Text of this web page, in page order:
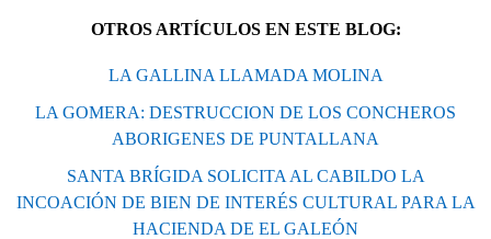
OTROS ARTÍCULOS EN ESTE BLOG:
LA GALLINA LLAMADA MOLINA
LA GOMERA: DESTRUCCION DE LOS CONCHEROS
ABORIGENES DE PUNTALLANA
SANTA BRÍGIDA SOLICITA AL CABILDO LA
INCOACIÓN DE BIEN DE INTERÉS CULTURAL PARA LA
HACIENDA DE EL GALEÓN